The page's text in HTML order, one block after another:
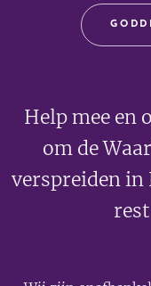
Help mee en
om de
verspreiden in